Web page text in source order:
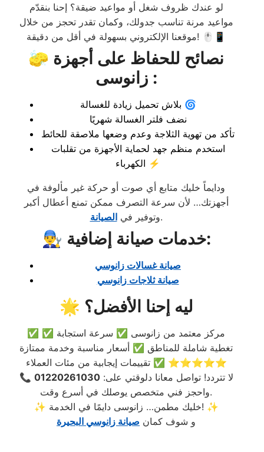
لو عندك ظروف شغل أو مواعيد ضيقة؟ إحنا بنقدّم
مواعيد مرنة تناسب جدولك، وكمان تقدر تحجز من خلال
موقعنا الإلكتروني بسهولة في أقل من دقيقة! 🖱️📱
🧽 نصائح للحفاظ على أجهزة
زانوسى :
بلاش تحميل زيادة للغسالة 🌀
نضف فلتر الغسالة شهريًا
تأكد من تهوية الثلاجة وعدم وضعها ملاصقة للحائط
استخدم منظم جهد لحماية الأجهزة من تقلبات
الكهرباء ⚡
ودايماً خليك متابع أي صوت أو حركة غير مألوفة في
أجهزتك… لأن سرعة التصرف ممكن تمنع أعطال أكبر
وتوفير فيالصيانة .
👨‍🔧 خدمات صيانة إضافية:
صيانة غسالات زانوسي
صيانة ثلاجات زانوسي
🌟 ليه إحنا الأفضل؟
✅ مركز معتمد من زانوسى ✅ سرعة استجابة ✅
تغطية شاملة للمناطق ✅ أسعار مناسبة وخدمة ممتازة
✅ تقييمات إيجابية من مئات العملاء ⭐⭐⭐⭐⭐
📞 لا تتردد! تواصل معانا دلوقتي على:01220261030
واحجز فني متخصص يوصلك في أسرع وقت.
✨ خليك مطمن… زانوسى دايمًا في الخدمة! ✨
و شوف كمان صيانة زانوسي البحيرة